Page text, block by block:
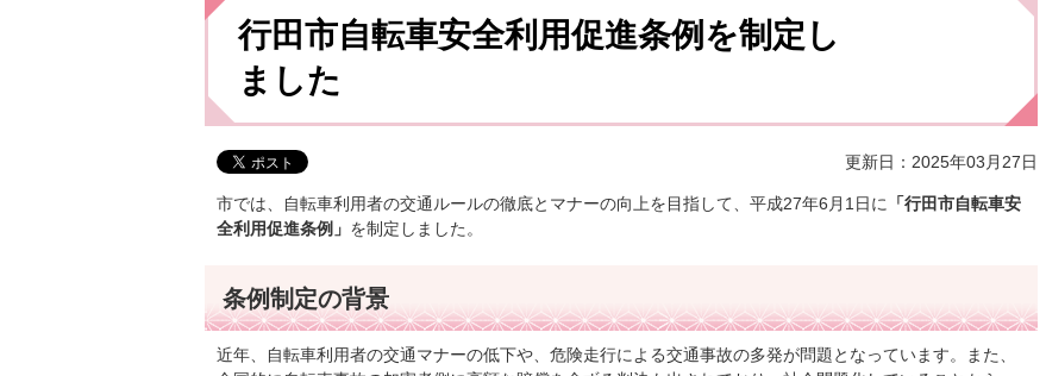
行田市自転車安全利用促進条例を制定し
ました
更新日：2025年03月27日
市では、自転車利用者の交通ルールの徹底とマナーの向上を目指して、平成27年6月1日に
「行田市自転車安
全利用促進条例」 を制定しました。
条例制定の背景
近年、自転車利用者の交通マナーの低下や、危険走行による交通事故の多発が問題となっています。また、